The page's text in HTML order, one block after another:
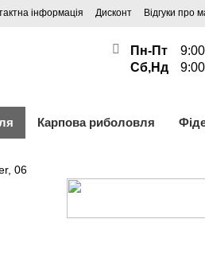
інформація Дисконт Відгуки про
Пн-Пт
Сб,Нд
Карпова риболовля